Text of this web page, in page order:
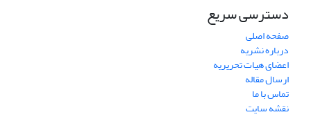
دسترسی سریع
صفحه اصلی
درباره نشریه
اعضای هیات تحریریه
ارسال مقاله
تماس با ما
نقشه سایت